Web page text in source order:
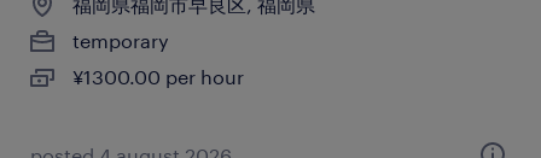
temporary
¥1300.00 per hour